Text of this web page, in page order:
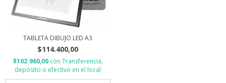
TABLETA DIBUJO LED A3
$114.400,00
$102.960,00 con Transferencia,
depósito o efectivo en el local